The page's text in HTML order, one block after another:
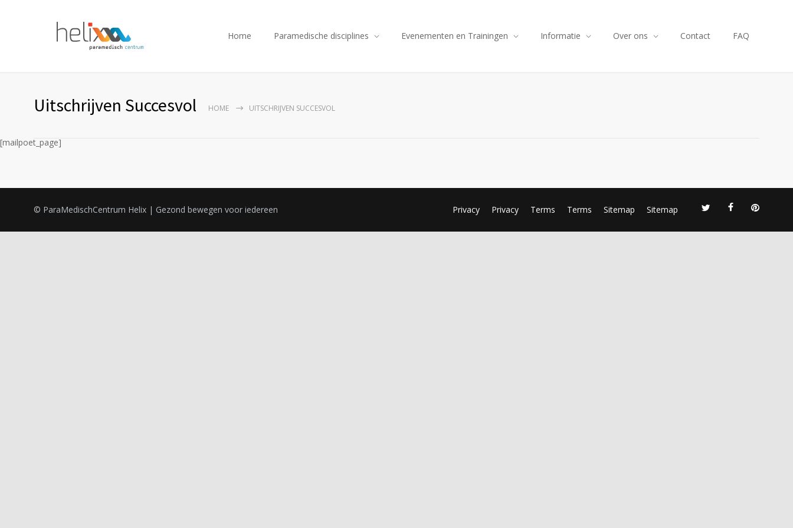
Home Paramedische disciplines Evenementen en Trainingen Informatie Over ons Contact FAQ
Uitschrijven Succesvol HOME UITSCHRIJVEN SUCCESVOL
[mailpoet_page]
© ParaMedischCentrum Helix | Gezond bewegen voor iedereen Privacy Privacy Terms Terms Sitemap Sitemap